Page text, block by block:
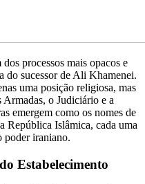
processos mais opacos e
do sucessor de Ali Khamenei.
uma posição religiosa, mas
Armadas, o Judiciário e a
emergem como os nomes de
República Islâmica, cada uma
poder iraniano.
Estabelecimento